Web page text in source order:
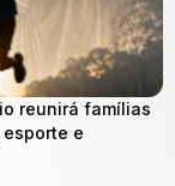
reunirá famílias
e